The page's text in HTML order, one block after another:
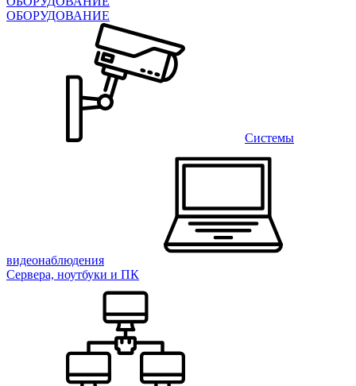
ОБОРУДОВАНИЕ
Системы
видеонаблюдения
Сервера, ноутбуки и ПК